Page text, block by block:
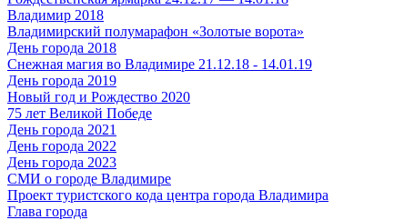
Владимир 2018
Владимирский полумарафон «Золотые ворота»
День города 2018
Снежная магия во Владимире 21.12.18 - 14.01.19
День города 2019
Новый год и Рождество 2020
75 лет Великой Победе
День города 2021
День города 2022
День города 2023
СМИ о городе Владимире
Проект туристского кода центра города Владимира
Глава города